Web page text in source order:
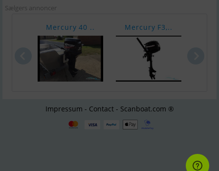
Sælgers annoncer
Mercury 40 .. Mercury F3,..
Impressum - Contact - Scanboat.com ®